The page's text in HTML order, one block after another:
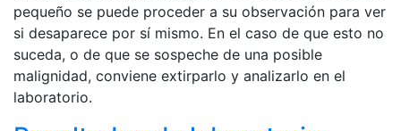
pequeño se puede proceder a su observación para ver
si desaparece por sí mismo. En el caso de que esto no
suceda, o de que se sospeche de una posible
malignidad, conviene extirparlo y analizarlo en el
laboratorio.